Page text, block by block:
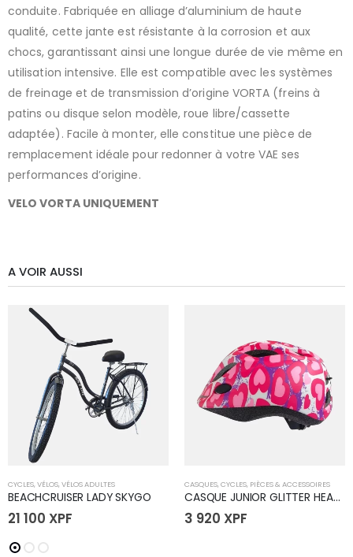
conduite. Fabriquée en alliage d’aluminium de haute
qualité, cette jante est résistante à la corrosion et aux
chocs, garantissant ainsi une longue durée de vie même en
utilisation intensive. Elle est compatible avec les systèmes
de freinage et de transmission d’origine VORTA (freins à
patins ou disque selon modèle, roue libre/cassette
adaptée). Facile à monter, elle constitue une pièce de
remplacement idéale pour redonner à votre VAE ses
performances d’origine.
VELO VORTA UNIQUEMENT
A VOIR AUSSI
CYCLES VÉLOS VÉLOS ADULTES
BEACHCRUISER LADY SKYGO
21 100 XPF
CASQUES CYCLES PIÈCES & ACCESSOIRES
CASQUE JUNIOR GLITTER HEART 52-56
3 920 XPF